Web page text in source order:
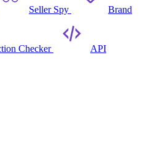
Seller Spy Brand
Checker
API